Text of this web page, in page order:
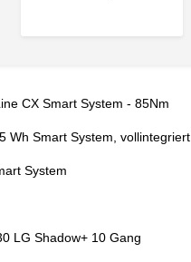
CX Smart System - 85Nm
Wh Smart System, vollintegriert
System
LG Shadow+ 10 Gang